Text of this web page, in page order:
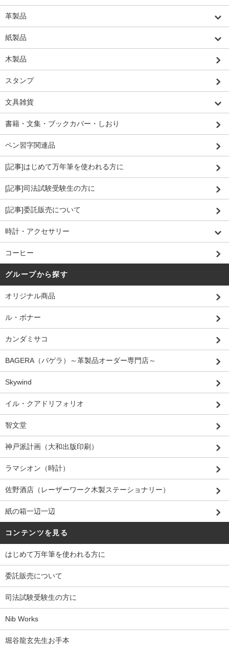
革製品
紙製品
木製品
スタンプ
文具雑貨
書籍・文集・ブックカバー・しおり
ペン習字関連品
[記事]はじめて万年筆を使われる方に
[記事]司法試験受験生の方に
[記事]委託販売について
時計・アクセサリー
コーヒー
グループから探す
オリジナル商品
ル・ボナー
カンダミサコ
BAGERA（バゲラ）～革製品オーダー専門店～
Skywind
イル・クアドリフォリオ
智文堂
神戸派計画（大和出版印刷）
ラマシオン（時計）
佐野酒店（レーザーワーク木製ステーショナリー）
紙の箱一辺一辺
コンテンツを見る
はじめて万年筆を使われる方に
委託販売について
司法試験受験生の方に
Nib Works
堀谷龍玄先生お手本